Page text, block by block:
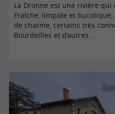
La Dronne est une rivière qui
Fraîche, limpide et
de charme, certains très
Bourdeilles et d’autres ...